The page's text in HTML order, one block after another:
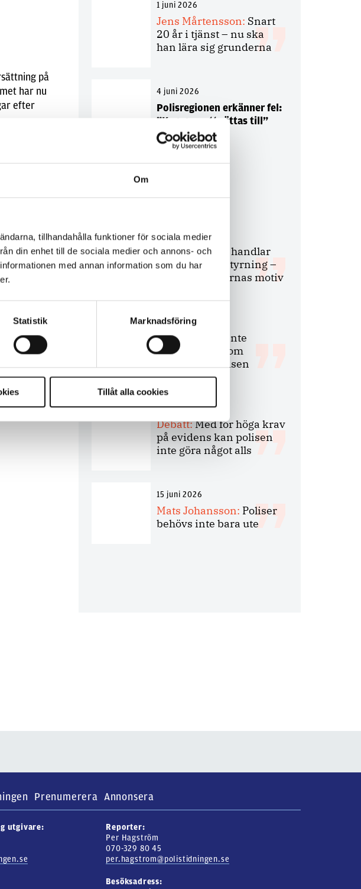
Om
tillhandahålla funktioner för sociala medier
din enhet till de sociala medier och annons- och
med annan information som du har
Statistik Marknadsföring
Tillåt alla cookies
på
har nu
efter
som
av
(i bästa fall)
1 juni 2026
Jens Mårtensson: Snart
20 år i tjänst – nu ska
han lära sig grunderna
4 juni 2026
Polisregionen erkänner fel:
”Kommer att rättas till”
Debatt
9 juli 2026
Slutreplik:Det handlar
om kunskapsstyrning –
inte om forskarnas motiv
8 juli 2026
Replik:
Det är inte
evidenskrav som
bakbinder polisen
7 juli 2026
Debatt:Med för höga krav
på evidens kan polisen
inte göra något alls
15 juni 2026
Mats Johansson: Poliser
behövs inte bara ute
Prenumerera Annonsera
utgivare:
Reporter:
Per Hagström
070-329 80 45
per.hagstrom@polistidningen.se
Besöksadress: